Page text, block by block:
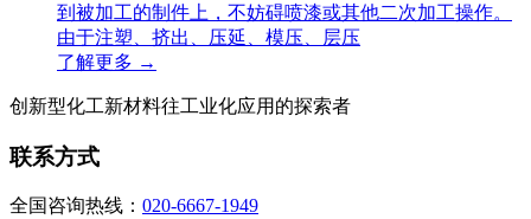
到被加工的制件上，不妨碍喷漆或其他二次加工操作。
由于注塑、挤出、压延、模压、层压
了解更多 →
创新型化工新材料往工业化应用的探索者
联系方式
全国咨询热线： 020-6667-1949